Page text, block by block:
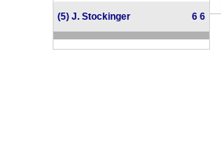
(5) J. Stockinger 6 6